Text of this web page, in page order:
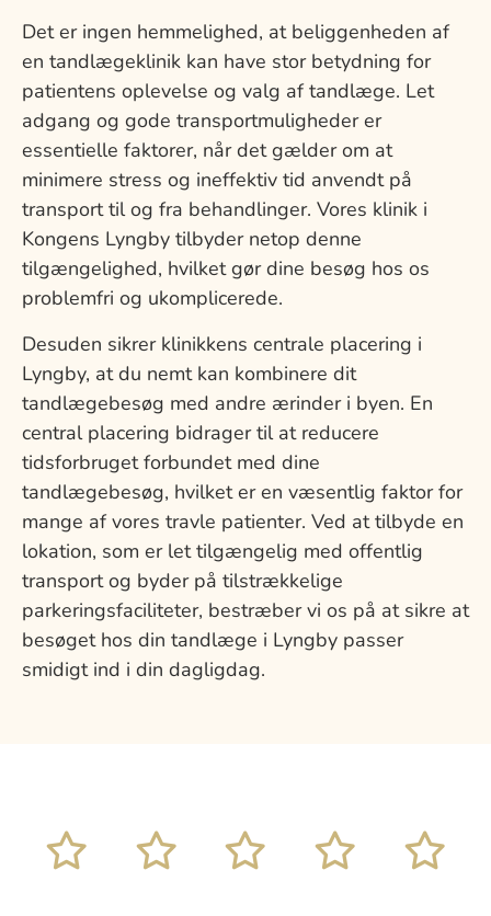
Det er ingen hemmelighed, at beliggenheden af
en tandlægeklinik kan have stor betydning for
patientens oplevelse og valg af tandlæge. Let
adgang og gode transportmuligheder er
essentielle faktorer, når det gælder om at
minimere stress og ineffektiv tid anvendt på
transport til og fra behandlinger. Vores klinik i
Kongens Lyngby tilbyder netop denne
tilgængelighed, hvilket gør dine besøg hos os
problemfri og ukomplicerede.
Desuden sikrer klinikkens centrale placering i
Lyngby, at du nemt kan kombinere dit
tandlægebesøg med andre ærinder i byen. En
central placering bidrager til at reducere
tidsforbruget forbundet med dine
tandlægebesøg, hvilket er en væsentlig faktor for
mange af vores travle patienter. Ved at tilbyde en
lokation, som er let tilgængelig med offentlig
transport og byder på tilstrækkelige
parkeringsfaciliteter, bestræber vi os på at sikre at
besøget hos din tandlæge i Lyngby passer
smidigt ind i din dagligdag.